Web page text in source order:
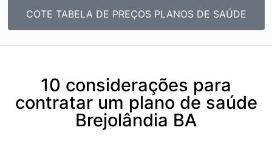
COTE TABELA DE PREÇOS PLANOS DE SAÚDE
10 considerações para
contratar um plano de saúde
Brejolândia BA